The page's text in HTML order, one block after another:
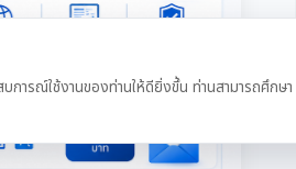
บการณ์ใช้งานของท่านให้ดียิ่งขึ้น ท่านสามารถศึกษา